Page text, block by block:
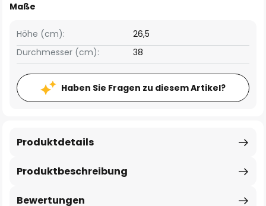
Maße
Höhe (cm):
26,5
Durchmesser (cm):
38
Haben Sie Fragen zu diesem Artikel?
Produktbeschreibung
Produktdetails
Bewertungen